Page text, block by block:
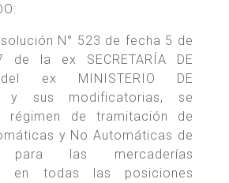
N° 523 de fecha 5 de
de la ex SECRETARÍA DE
del ex MINISTERIO DE
y sus modificatorias, se
régimen de tramitación de
y No Automáticas de
para las mercaderías
en todas las posiciones